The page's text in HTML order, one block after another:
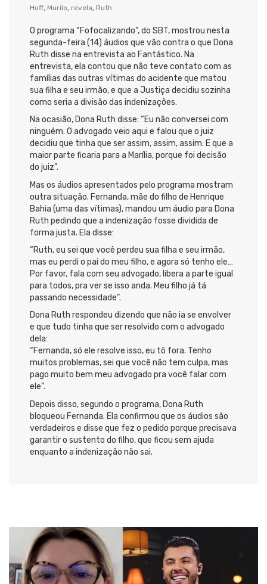
Huff, Murilo, revela, Ruth
O programa “Fofocalizando”, do SBT, mostrou nesta
segunda-feira (14) áudios que vão contra o que Dona
Ruth disse na entrevista ao Fantástico. Na
entrevista, ela contou que não teve contato com as
famílias das outras vítimas do acidente que matou
sua filha e seu irmão, e que a Justiça decidiu sozinha
como seria a divisão das indenizações.
Na ocasião, Dona Ruth disse: “Eu não conversei com
ninguém. O advogado veio aqui e falou que o juiz
decidiu que tinha que ser assim, assim, assim. E que a
maior parte ficaria para a Marília, porque foi decisão
do juiz”.
Mas os áudios apresentados pelo programa mostram
outra situação. Fernanda, mãe do filho de Henrique
Bahia (uma das vítimas), mandou um áudio para Dona
Ruth pedindo que a indenização fosse dividida de
forma justa. Ela disse:
“Ruth, eu sei que você perdeu sua filha e seu irmão,
mas eu perdi o pai do meu filho, e agora só tenho ele…
Por favor, fala com seu advogado, libera a parte igual
para todos, pra ver se isso anda. Meu filho já tá
passando necessidade”.
Dona Ruth respondeu dizendo que não ia se envolver
e que tudo tinha que ser resolvido com o advogado
dela:
“Fernanda, só ele resolve isso, eu tô fora. Tenho
muitos problemas, sei que você não tem culpa, mas
pago muito bem meu advogado pra você falar com
ele”.
Depois disso, segundo o programa, Dona Ruth
bloqueou Fernanda. Ela confirmou que os áudios são
verdadeiros e disse que fez o pedido porque precisava
garantir o sustento do filho, que ficou sem ajuda
enquanto a indenização não sai.